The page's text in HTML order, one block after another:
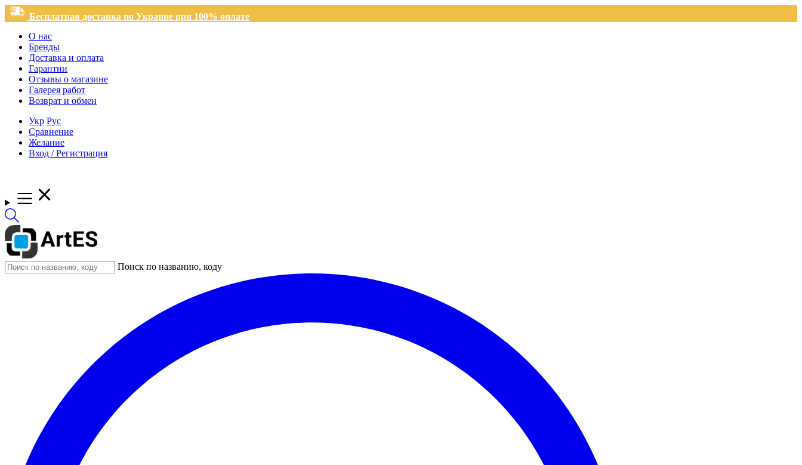
Бесплатная доставка по Украине при 100% оплате
О нас
Бренды
Доставка и оплата
Гарантии
Отзывы о магазине
Галерея работ
Возврат и обмен
Укр Рус
Сравнение
Желание
Вход / Регистрация
Поиск по названию, коду